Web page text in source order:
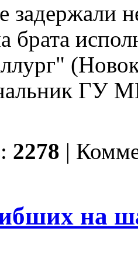
задержали
брата
ГУ
2278 |
на